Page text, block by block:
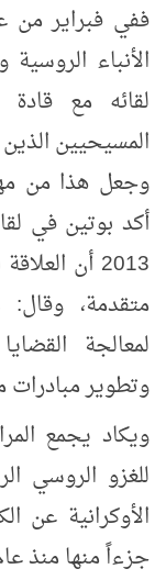
الأنباء
لقائه مع قادة
المسيحيين
وجعل هذا من
أكد بوتين في
2013 أن
متقدمة،
لمعالجة
وتطوير
ويكاد يجمع
للغزو الروسي
جزءاً منها منذ عام